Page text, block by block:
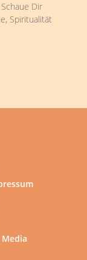
Schaue Dir
Spiritualität
Media